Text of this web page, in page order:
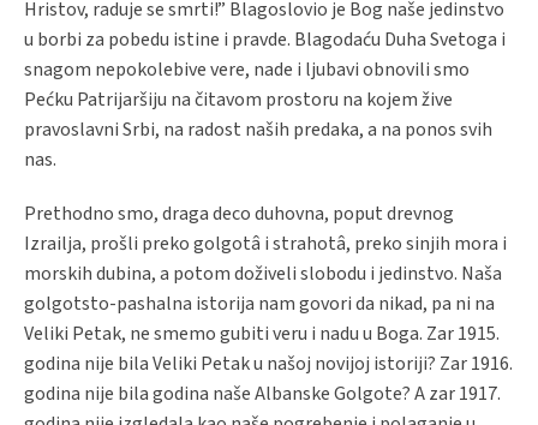
Hristov, raduje se smrti!” Blagoslovio je Bog naše jedinstvo
u borbi za pobedu istine i pravde. Blagodaću Duha Svetoga i
snagom nepokolebive vere, nade i ljubavi obnovili smo
Pećku Patrijaršiju na čitavom prostoru na kojem žive
pravoslavni Srbi, na radost naših predaka, a na ponos svih
nas.
Prethodno smo, draga deco duhovna, poput drevnog
Izrailja, prošli preko golgotâ i strahotâ, preko sinjih mora i
morskih dubina, a potom doživeli slobodu i jedinstvo. Naša
golgotsto-pashalna istorija nam govori da nikad, pa ni na
Veliki Petak, ne smemo gubiti veru i nadu u Boga. Zar 1915.
godina nije bila Veliki Petak u našoj novijoj istoriji? Zar 1916.
godina nije bila godina naše Albanske Golgote? A zar 1917.